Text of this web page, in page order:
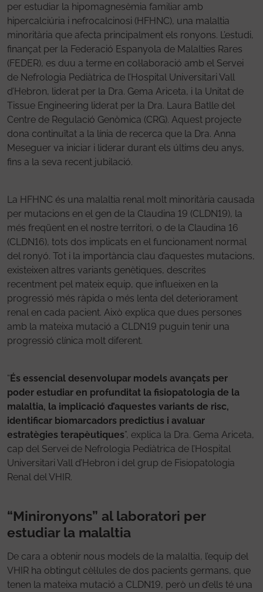
per estudiar la hipomagnesèmia familiar amb
hipercalciúria i nefrocalcinosi (HFHNC), una malaltia
minoritària que afecta principalment els ronyons. L’estudi,
finançat per la Federació Espanyola de Malalties Rares
(FEDER), es duu a terme en col·laboració amb el Servei
de Nefrologia Pediàtrica de l’Hospital Universitari Vall
d’Hebron, liderat per la Dra. Gema Ariceta, i la Unitat de
Tissue Engineering liderat per la Dra. Laura Batlle del
Centre de Regulació Genòmica (CRG). Aquest projecte
dona continuïtat a la línia de recerca que la Dra. Anna
Meseguer va iniciar i liderar durant els últims deu anys,
fins a la seva recent jubilació.
La HFHNC és una malaltia renal molt minoritària causada
per mutacions en el gen de la Claudina 19 (CLDN19), la
més freqüent en el nostre territori, o de la Claudina 16
(CLDN16), tots dos implicats en el funcionament normal
del ronyó. Tot i la importància clau d’aquestes mutacions,
existeixen altres variants genètiques, descrites
recentment pel mateix equip, que influeixen en la
progressió més ràpida o més lenta del deteriorament
renal en cada pacient. Això explica que dues persones
amb la mateixa mutació a CLDN19 puguin tenir una
progressió clínica molt diferent.
“És essencial desenvolupar models avançats per
poder estudiar en profunditat la fisiopatologia de la
malaltia, la implicació d’aquestes variants de risc,
identificar biomarcadors predictius i avaluar
estratègies terapèutiques”, explica la Dra. Gema Ariceta,
cap del Servei de Nefrologia Pediàtrica de l’Hospital
Universitari Vall d’Hebron i del grup de Fisiopatologia
Renal del VHIR.
“Minironyons” al laboratori per
estudiar la malaltia
De cara a obtenir nous models de la malaltia, l’equip del
VHIR ha obtingut cèl·lules de dos pacients germans, que
tenen la mateixa mutació a CLDN19, però un d’ells té una